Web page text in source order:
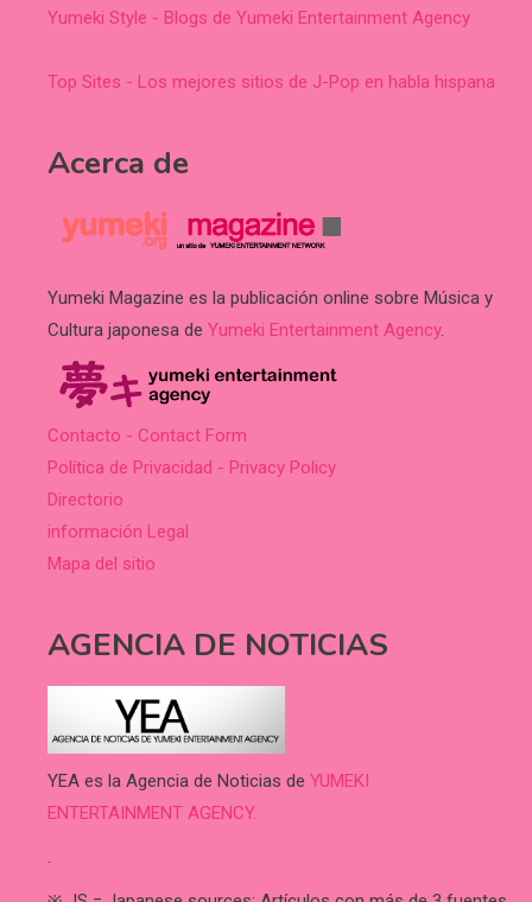
Yumeki Style - Blogs de Yumeki Entertainment Agency
Top Sites - Los mejores sitios de J-Pop en habla hispana
Acerca de
Yumeki Magazine es la publicación online sobre Música y
Cultura japonesa de Yumeki Entertainment Agency.
Contacto - Contact Form
Política de Privacidad - Privacy Policy
Directorio
información Legal
Mapa del sitio
AGENCIA DE NOTICIAS
YEA es la Agencia de Noticias de YUMEKI
ENTERTAINMENT AGENCY.
.